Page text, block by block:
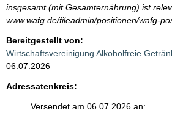
insgesamt (mit Gesamternährung) ist
www.wafg.de/fileadmin/positionen/wafg-
Bereitgestellt von:
Wirtschaftsvereinigung Alkoholfreie
06.07.2026
Adressatenkreis:
Versendet am 06.07.2026 an: